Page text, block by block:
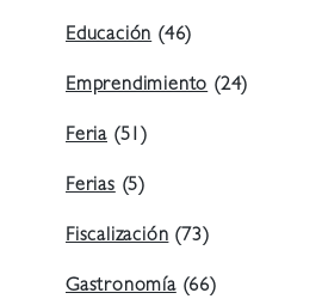
Educación(46)
Emprendimiento(24)
Feria (51)
Ferias(5)
Fiscalización(73)
Gastronomía(66)